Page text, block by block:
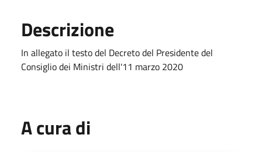
Descrizione
In allegato il testo del Decreto del Presidente del
Consiglio dei Ministri dell'11 marzo 2020
A cura di